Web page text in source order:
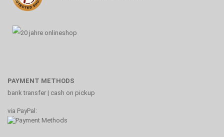
PAYMENT METHODS
bank transfer | cash on pickup
via PayPal: